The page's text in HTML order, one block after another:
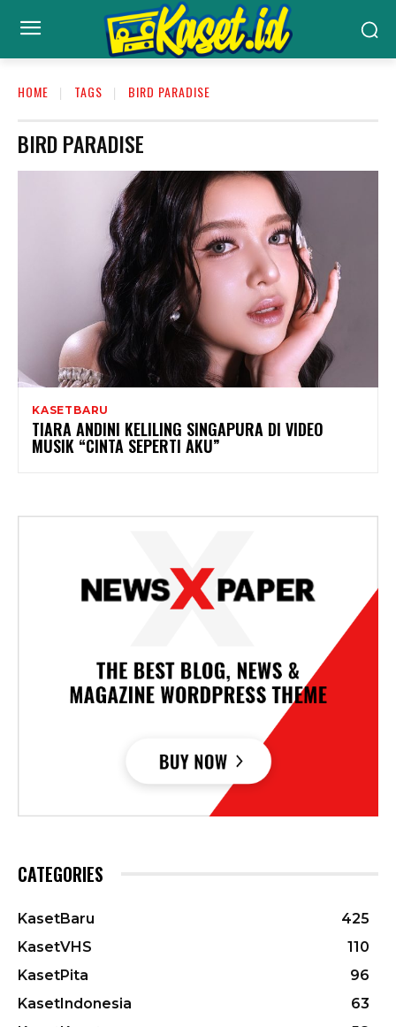
HOME TAGS BIRD PARADISE
BIRD PARADISE
KASETBARU
TIARA ANDINI KELILING SINGAPURA DI VIDEO
MUSIK “CINTA SEPERTI AKU”
CATEGORIES
KasetBaru
425
KasetVHS
110
KasetPita
96
KasetIndonesia
63